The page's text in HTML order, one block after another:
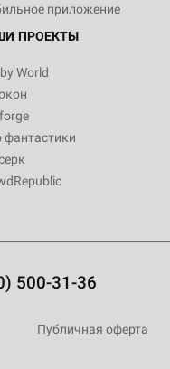
приложение
ПРОЕКТЫ
World
фантастики
500-31-36
Публичная оферта